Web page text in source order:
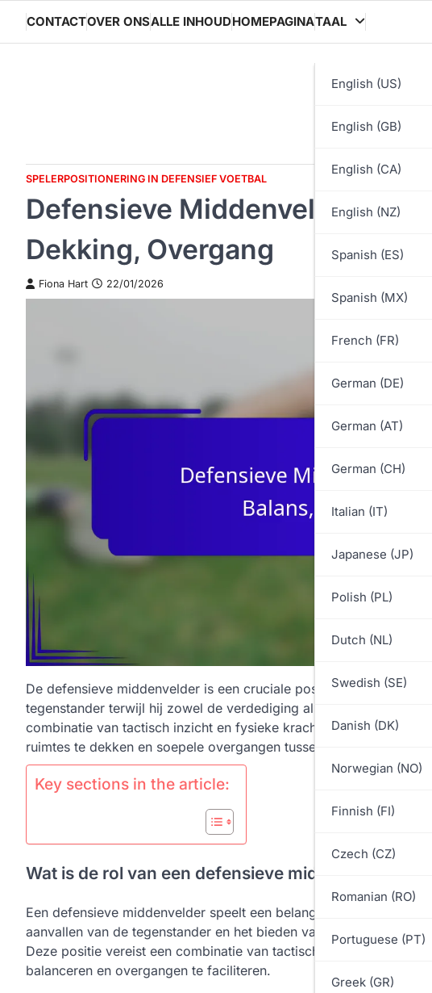
content
CONTACTOVER ONSALLE INHOUDHOMEPAGINATAAL
English (US)
English (GB)
English (CA)
English (NZ)
Spanish (ES)
Spanish (MX)
French (FR)
German (DE)
German (AT)
German (CH)
Italian (IT)
Japanese (JP)
Polish (PL)
Dutch (NL)
Swedish (SE)
Danish (DK)
Norwegian (NO)
Finnish (FI)
Czech (CZ)
Romanian (RO)
Portuguese (PT)
Greek (GR)
SPELERPOSITIONERING IN DEFENSIEF VOETBAL
Defensieve Middenvelder
Dekking, Overgang
Fiona Hart 22/01/2026
De defensieve middenvelder is een cruciale positie in het
tegenstander terwijl hij zowel de verdediging als het middenveld
combinatie van tactisch inzicht en fysieke kracht, waardoor de
ruimtes te dekken en soepele overgangen tussen verdediging en
Key sections in the article:
Wat is de rol van een defensieve middenvelder in
Een defensieve middenvelder speelt een belangrijke rol in het
aanvallen van de tegenstander en het bieden van ondersteuning
Deze positie vereist een combinatie van tactisch inzicht, fysieke
balanceren en overgangen te faciliteren.